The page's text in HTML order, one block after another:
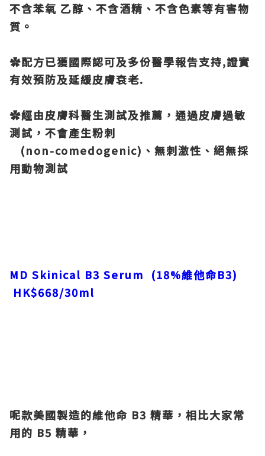
不含苯氧 乙醇、不含酒精、不含色素等有害物
質。
✿配方已獲國際認可及多份醫學報告支持,證實
有效預防及延緩皮膚衰老.
✿經由皮膚科醫生測試及推薦，通過皮膚過敏
測試，不會產生粉刺
(non-comedogenic)、無刺激性、絕無採
用動物測試
MD Skinical B3 Serum (18%維他命B3)
HK$668/30ml
呢款美國製造的維他命 B3 精華，相比大家常
用的 B5 精華，